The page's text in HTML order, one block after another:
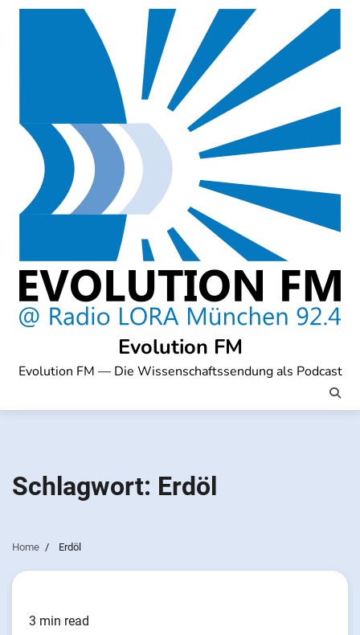
Skip
Evolution FM
Evolution FM — Die Wissenschaftssendung als Podcast
Schlagwort: Erdöl
Home Erdöl
3 min read